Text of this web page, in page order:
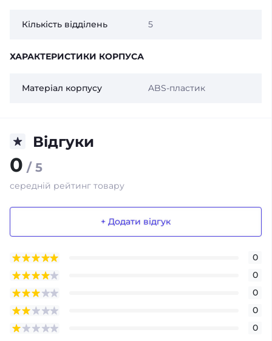
Кількість відділень 5
ХАРАКТЕРИСТИКИ КОРПУСА
Матеріал корпусу ABS-пластик
Відгуки
0 / 5
середній рейтинг товару
+ Додати відгук
0
0
0
0
0